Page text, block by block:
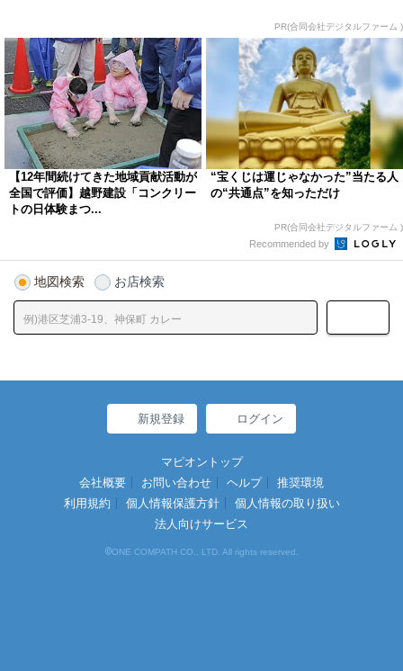
PR(合同会社デジタルファーム )
【12年間続けてきた地域貢献活動が
全国で評価】越野建設「コンクリー
トの日体験まつ...
“宝くじは運じゃなかった”当たる人
の“共通点”を知っただけ
PR(合同会社デジタルファーム )
Recommended by
地図検索 お店検索
新規登録 ログイン
マピオントップ
会社概要
お問い合わせ ヘルプ
推奨環境
利用規約
個人情報保護方針
個人情報の取り扱い
法人向けサービス
©ONE COMPATH CO., LTD. All rights reserved.